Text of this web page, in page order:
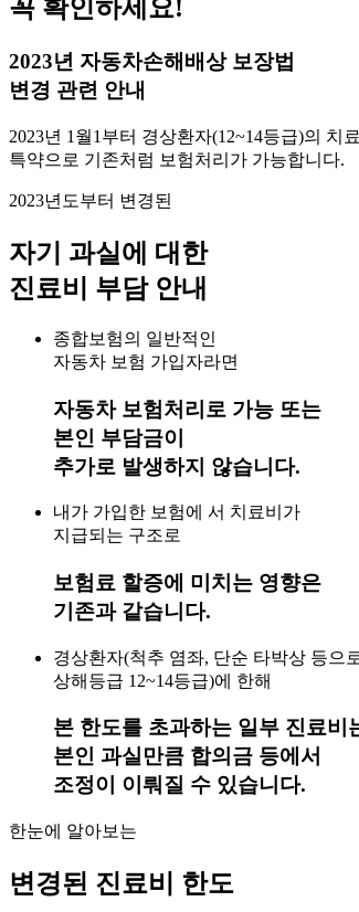
꼭 확인하세요!
2023년 자동차손해배상 보장법
변경 관련 안내
2023년 1월1부터 경상환자(12~14등급)의
특약으로 기존처럼 보험처리가 가능합니다.
2023년도부터 변경된
자기 과실에 대한
진료비 부담 안내
종합보험의 일반적인
자동차 보험 가입자라면
자동차 보험처리로 가능 또는
본인 부담금이
추가로 발생하지 않습니다.
내가 가입한 보험에 서 치료비가
지급되는 구조로
보험료 할증에 미치는 영향은
기존과 같습니다.
경상환자(척추 염좌, 단순 타박상 등으
상해등급 12~14등급)에 한해
본 한도를 초과하는 일부 진료비
본인 과실만큼 합의금 등에서
조정이 이뤄질 수 있습니다.
한눈에 알아보는
변경된 진료비 한도